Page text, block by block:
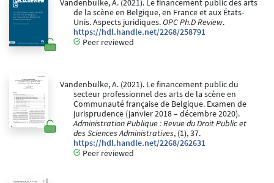
Vandenbulke, A. (2021). Le financement public des arts
de la scène en Belgique, en France et aux États-
Unis. Aspects juridiques.OPC Ph.D Review.
https://hdl.handle.net/2268/258791
Peer reviewed
Vandenbulke, A. (2021). Le financement public du
secteur professionnel des arts de la scène en
Communauté française de Belgique. Examen de
jurisprudence (janvier 2018 – décembre 2020).
Administration Publique : Revue du Droit Public et
des Sciences Administratives, (1), 37.
https://hdl.handle.net/2268/262631
Peer reviewed